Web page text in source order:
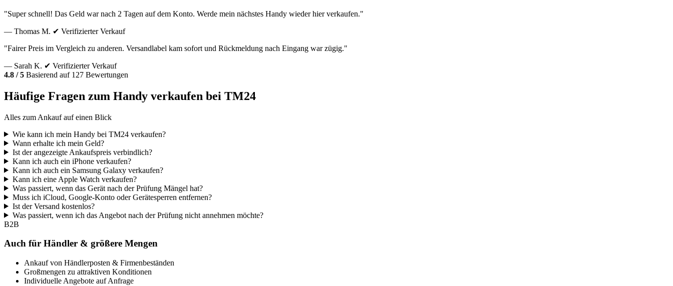
"Super schnell! Das Geld war nach 2 Tagen auf dem Konto. Werde mein nächstes Handy wieder hier verkaufen."
— Thomas M. ✔ Verifizierter Verkauf
"Fairer Preis im Vergleich zu anderen. Versandlabel kam sofort und Rückmeldung nach Eingang war zügig."
— Sarah K. ✔ Verifizierter Verkauf
4.8 / 5 Basierend auf 127 Bewertungen
Häufige Fragen zum Handy verkaufen bei TM24
Alles zum Ankauf auf einen Blick
Wie kann ich mein Handy bei TM24 verkaufen?
Wann erhalte ich mein Geld?
Ist der angezeigte Ankaufspreis verbindlich?
Kann ich auch ein iPhone verkaufen?
Kann ich auch ein Samsung Galaxy verkaufen?
Kann ich eine Apple Watch verkaufen?
Was passiert, wenn das Gerät nach der Prüfung Mängel hat?
Muss ich iCloud, Google-Konto oder Gerätesperren entfernen?
Ist der Versand kostenlos?
Was passiert, wenn ich das Angebot nach der Prüfung nicht annehmen möchte?
B2B
Auch für Händler & größere Mengen
Ankauf von Händlerposten & Firmenbeständen
Großmengen zu attraktiven Konditionen
Individuelle Angebote auf Anfrage